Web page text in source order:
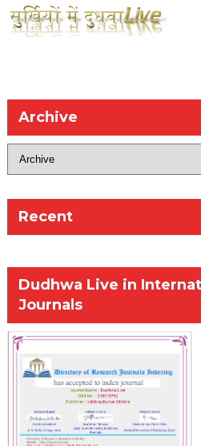
Archive
Recent
Dudhwa Live in
Journals